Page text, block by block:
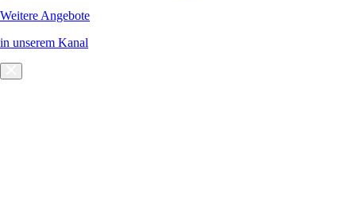
Weitere Angebote
in unserem Kanal